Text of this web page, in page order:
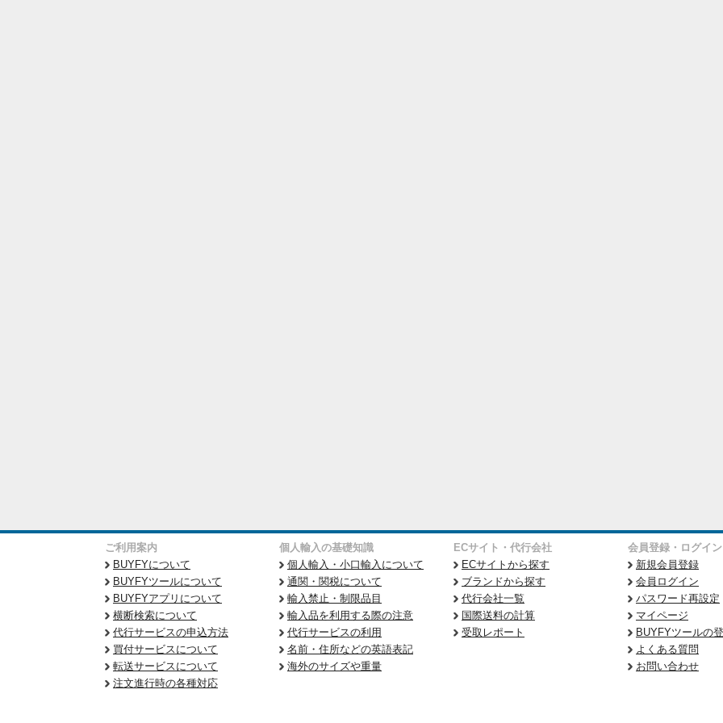
ご利用案内
BUYFYについて
BUYFYツールについて
BUYFYアプリについて
横断検索について
代行サービスの申込方法
買付サービスについて
転送サービスについて
注文進行時の各種対応
個人輸入の基礎知識
個人輸入・小口輸入について
通関・関税について
輸入禁止・制限品目
輸入品を利用する際の注意
代行サービスの利用
名前・住所などの英語表記
海外のサイズや重量
ECサイト・代行会社
ECサイトから探す
ブランドから探す
代行会社一覧
国際送料の計算
受取レポート
会員登録・ログイン
新規会員登録
会員ログイン
パスワード再設定
マイページ
BUYFYツールの
よくある質問
お問い合わせ